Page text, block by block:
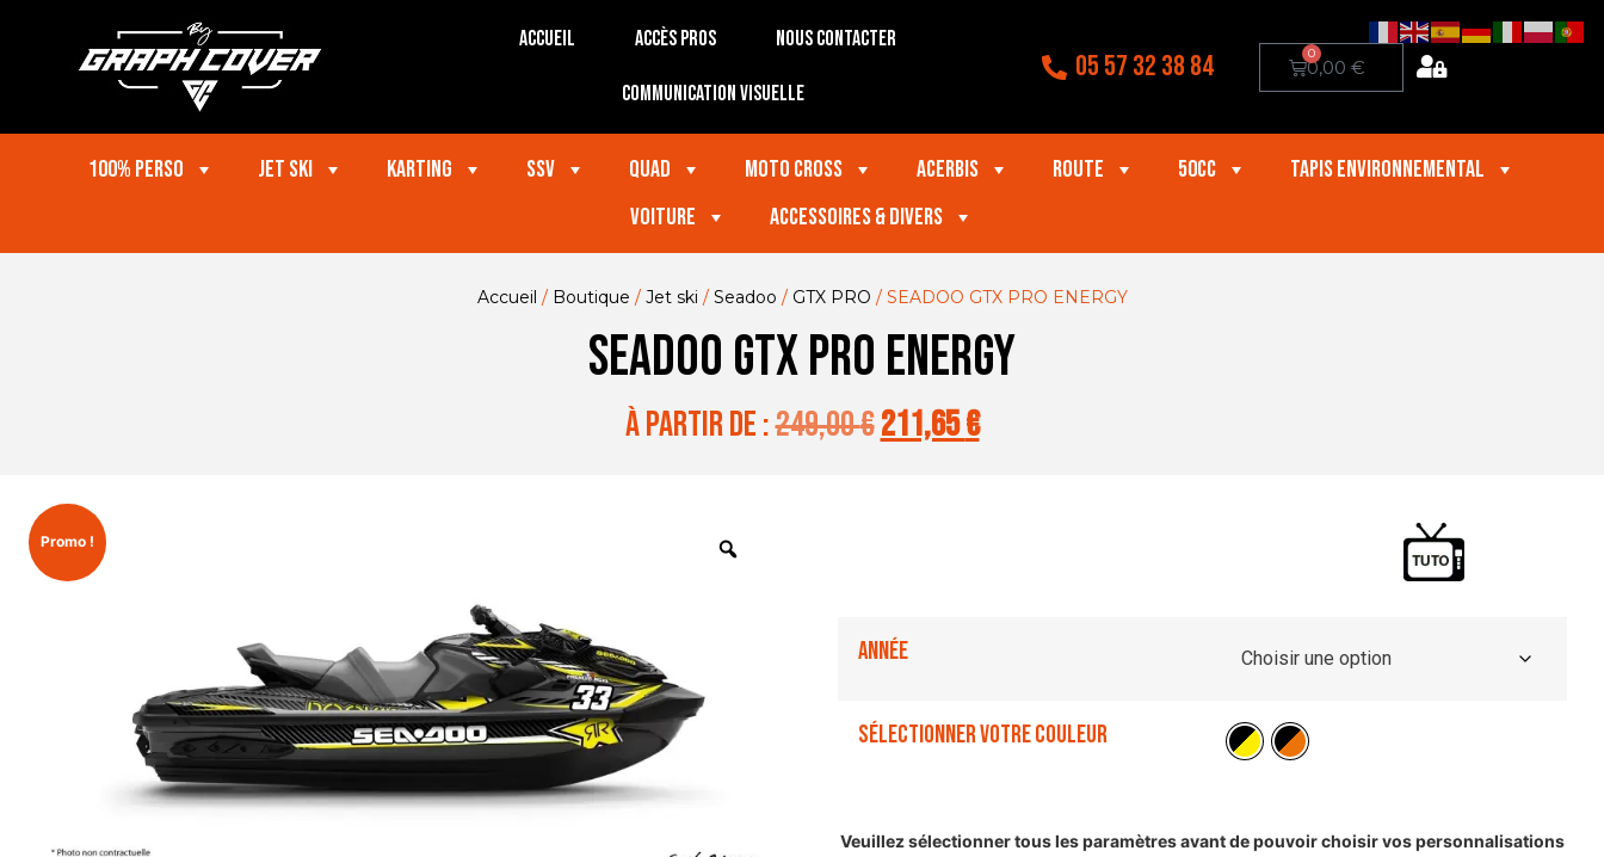
Accueil Accès Pros Nous contacter
Communication visuelle
05 57 32 38 84 0,00 €
0
100% perso Jet ski Karting SSV Quad Moto Cross Acerbis Route 50cc
Tapis Environnemental
VOITURE
Accessoires & divers
Accueil / Boutique / Jet ski / Seadoo / GTX PRO / SEADOO GTX PRO ENERGY
SEADOO GTX PRO ENERGY
à partir de :249,00€211,65€
Promo !
Année
Sélectionner votre couleur
Veuillez sélectionner tous les paramètres avant de pouvoir choisir vos personnalisations